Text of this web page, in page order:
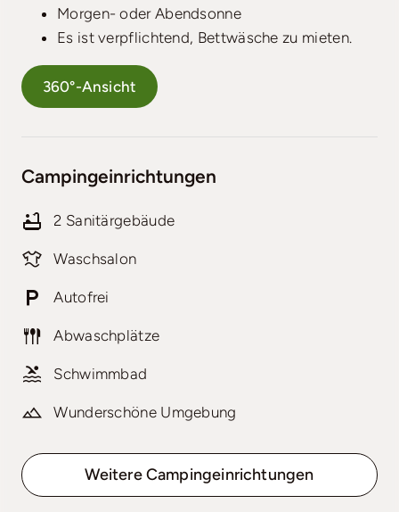
Morgen- oder Abendsonne
Es ist verpflichtend, Bettwäsche zu mieten.
360°-Ansicht
Campingeinrichtungen
2 Sanitärgebäude
Waschsalon
Abwaschplätze
Autofrei
Schwimmbad
Wunderschöne Umgebung
Weitere Campingeinrichtungen